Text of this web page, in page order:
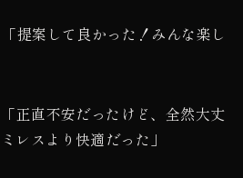
「提案して良かった！みんな楽し
「正直不安だったけど、全然大丈
レスより快適だった」